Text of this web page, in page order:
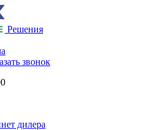
Решения
звонок
дилера